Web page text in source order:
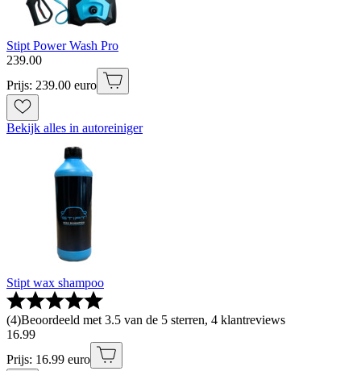
Stipt Power Wash Pro
239.00
Prijs: 239.00 euro
Bekijk alles in autoreiniger
Stipt wax shampoo
(4)Beoordeeld met 3.5 van de 5 sterren, 4 klantreviews
16.99
Prijs: 16.99 euro